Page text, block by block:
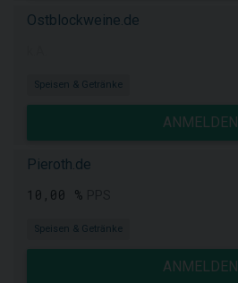
Ostblockweine.de
Speisen & Getränke
ANMELDEN
Pieroth.de
10,00 %
Speisen & Getränke
ANMELDEN